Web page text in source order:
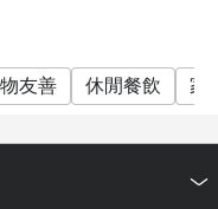
友善 休閒餐飲 家